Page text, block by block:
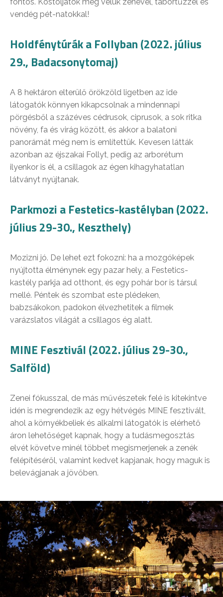
fontos. Kóstoljátok meg velük zenével, tábortűzzel és
vendég pét-natokkal!
Holdfénytúrák a Follyban (2022. július
29., Badacsonytomaj)
A 8 hektáron elterülő örökzöld ligetben az ide
látogatók könnyen kikapcsolnak a mindennapi
pörgésből a százéves cédrusok, ciprusok, a sok ritka
növény, fa és virág között, és akkor a balatoni
panorámát még nem is említettük. Kevesen látták
azonban az éjszakai Follyt, pedig az arborétum
ilyenkor is él, a csillagok az égen kihagyhatatlan
látványt nyújtanak.
Parkmozi a Festetics-kastélyban (2022.
július 29-30., Keszthely)
Mozizni jó. De lehet ezt fokozni: ha a mozgóképek
nyújtotta élménynek egy pazar hely, a Festetics-
kastély parkja ad otthont, és egy pohár bor is társul
mellé. Péntek és szombat este plédeken,
babzsákokon, padokon élvezhetitek a filmek
varázslatos világát a csillagos ég alatt.
MINE Fesztivál (2022. július 29-30.,
Salföld)
Zenei fókusszal, de más művészetek felé is kitekintve
idén is megrendezik az egy hétvégés MINE fesztivált,
ahol a környékbeliek és alkalmi látogatók is elérhető
áron lehetőséget kapnak, hogy a tudásmegosztás
elvét követve minél többet megismerjenek a zenék
felépítéséről, valamint kedvet kapjanak, hogy maguk is
belevágjanak a jövőben.